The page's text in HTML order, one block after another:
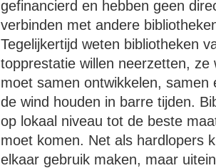
gefinancierd en hebben geen
verbinden met andere
Tegelijkertijd weten bibliotheken
topprestatie willen neerzetten,
moet samen ontwikkelen,
de wind houden in barre tijden.
op lokaal niveau tot de beste
moet komen. Net als hardlopers
elkaar gebruik maken, maar